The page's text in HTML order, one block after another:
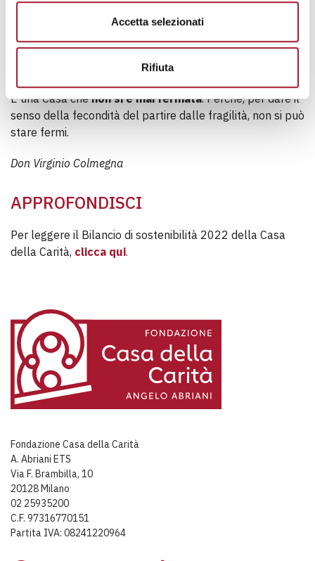
Accetta selezionati
Rifiuta
processi cognitivi.
fantasia della Carità, con entusiasmo, accompagnata
energia spirituale
È una Casa chenon si è mai fermata. Perché, per dare il
senso della fecondità del partire dalle fragilità, non si può
stare fermi.
Don Virginio Colmegna
APPROFONDISCI
Per leggere il Bilancio di sostenibilità 2022 della Casa
della Carità, clicca qui.
Fondazione Casa della Carità
A. Abriani ETS
Via F. Brambilla, 10
20128 Milano
02 25935200
C.F. 97316770151
Partita IVA: 08241220964